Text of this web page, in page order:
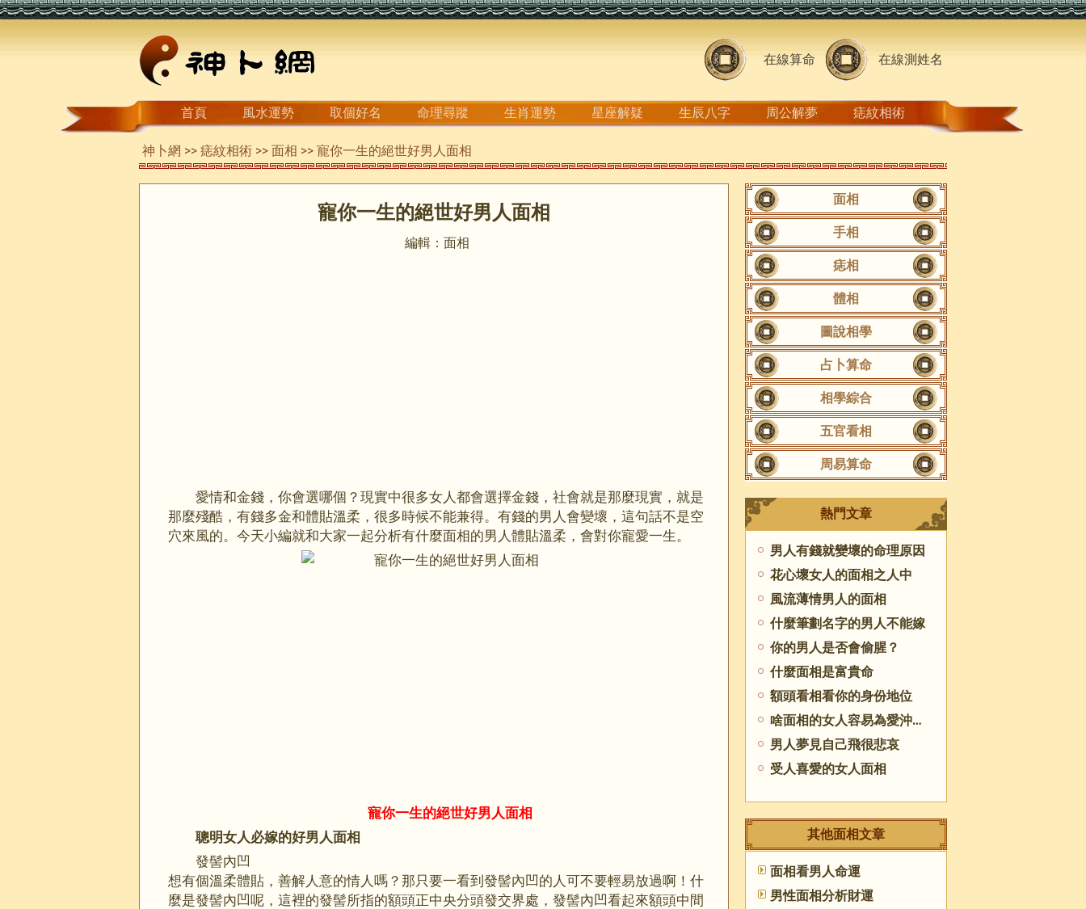
在線算命 在線測姓名
首頁 風水運勢 取個好名 命理尋蹤 生肖運勢 星座解疑 生辰八字 周公解夢 痣紋相術
神卜網 >> 痣紋相術 >> 面相 >> 寵你一生的絕世好男人面相
寵你一生的絕世好男人面相
編輯：面相
愛情和金錢，你會選哪個？現實中很多女人都會選擇金錢，社會就是那麼現實，就是
那麼殘酷，有錢多金和體貼溫柔，很多時候不能兼得。有錢的男人會變壞，這句話不是空
穴來風的。今天小編就和大家一起分析有什麼面相的男人體貼溫柔，會對你寵愛一生。
寵你一生的絕世好男人面相
聰明女人必嫁的好男人面相
發髻內凹
想有個溫柔體貼，善解人意的情人嗎？那只要一看到發髻內凹的人可不要輕易放過啊！什
麼是發髻內凹呢，這裡的發髻所指的額頭正中央分頭發交界處，發髻內凹看起來額頭中間
面相
手相
痣相
體相
圖說相學
占卜算命
相學綜合
五官看相
周易算命
熱門文章
男人有錢就變壞的命理原因
花心壞女人的面相之人中
風流薄情男人的面相
什麼筆劃名字的男人不能嫁
你的男人是否會偷腥？
什麼面相是富貴命
額頭看相看你的身份地位
啥面相的女人容易為愛沖昏頭腦
男人夢見自己飛很悲哀
受人喜愛的女人面相
其他面相文章
面相看男人命運
男性面相分析財運